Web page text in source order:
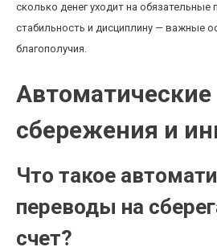
сколько денег уходит на обязательные
стабильность и дисциплину — важные
благополучия.
Автоматические
сбережения и
Что такое
переводы на
счет?